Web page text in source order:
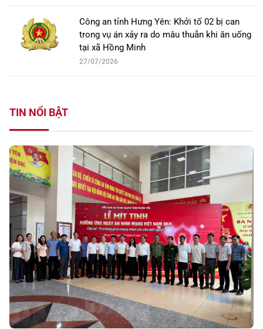
Công an tỉnh Hưng Yên: Khởi tố 02 bị can
trong vụ án xảy ra do mâu thuẫn khi ăn uống
tại xã Hồng Minh
27/07/2026
TIN NỔI BẬT